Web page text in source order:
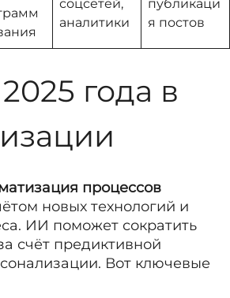
соцсетей,
аналитики
публикаци
я постов
года в
процессов
новых технологий и
ИИ поможет сократить
счёт предиктивной
Вот ключевые